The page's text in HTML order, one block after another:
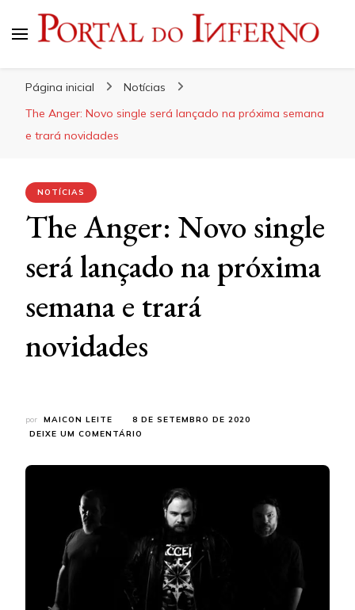
Página inicial
Notícias
The Anger: Novo single será lançado na próxima semana
e trará novidades
NOTÍCIAS
The Anger: Novo single
será lançado na próxima
semana e trará
novidades
por MAICON LEITE
8 DE SETEMBRO DE 2020
DEIXE UM COMENTÁRIO
SINGLE
LANÇADO
PRÓXIMA
SEMANA
TRARÁ
NOVIDADES